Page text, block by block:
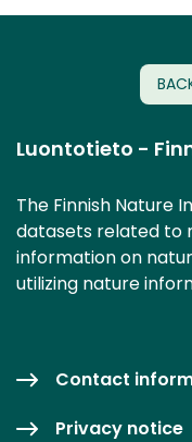
Luontotieto -
The Finnish Nature
datasets related to
information on
utilizing nature
Contact
Privacy notice